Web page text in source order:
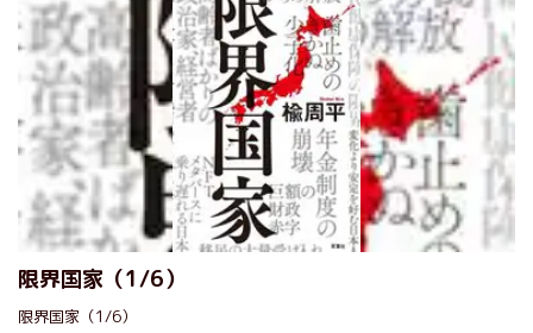
限界国家（1/6）
限界国家（1/6）